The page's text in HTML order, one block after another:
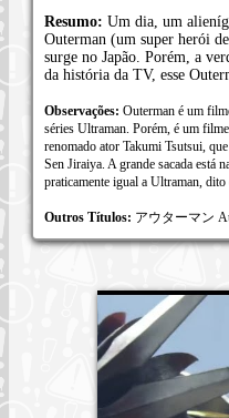
Resumo: Um dia, um
Outerman (um super herói
surge no Japão. Porém, a
da história da TV, esse
Observações: Outerman é um
séries Ultraman. Porém, é um
renomado ator Takumi Tsutsui,
Sen Jiraiya. A grande sacada está
praticamente igual a Ultraman, dito
Outros Títulos: アウターマン